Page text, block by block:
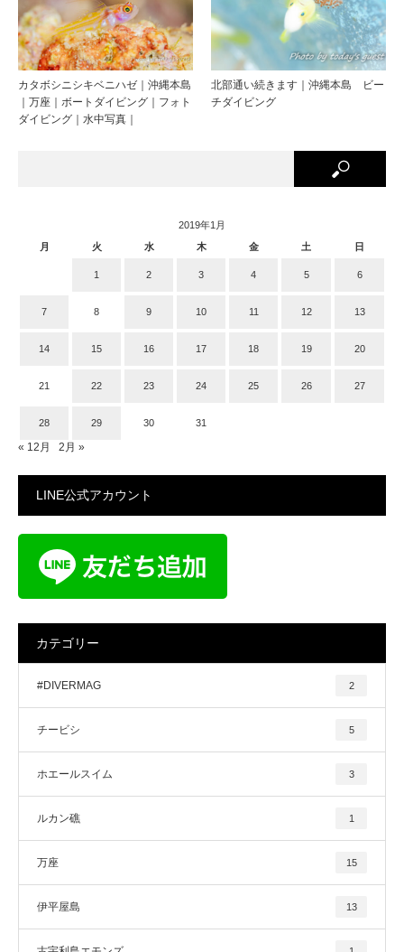
カタボシニシキベニハゼ｜沖縄本島
｜万座｜ボートダイビング｜フォト
ダイビング｜水中写真｜
北部通い続きます｜沖縄本島 ビー
チダイビング
2019年1月
月
火 水 木 金 土 日
1 2 3 4 5 6
7 8 9 10 11 12 13
14 15 16 17 18 19 20
21 22 23 24 25 26 27
28 29 30 31
« 12月 2月 »
LINE公式アカウント
カテゴリー
#DIVERMAG 2
チービシ 5
ホエールスイム 3
ルカン礁 1
万座 15
伊平屋島 13